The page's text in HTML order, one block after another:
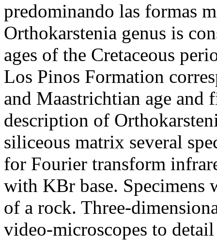
predominando las formas
Orthokarstenia genus is
ages of the Cretaceous
Los Pinos Formation
and Maastrichtian age
description of
siliceous matrix several
for Fourier transform
with KBr base. Specimens
of a rock. Three-
video-microscopes to